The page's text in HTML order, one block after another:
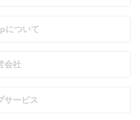
について
会社
サービス